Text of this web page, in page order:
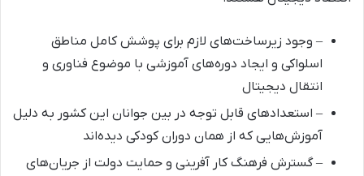
– وجود زیرساخت‌های لازم برای پوشش کامل مناطق
اسلواکی و ایجاد دوره‌های آموزشی با موضوع فناوری و
انتقال دیجیتال
– استعدادهای قابل توجه در بین جوانان این کشور به دلیل
آموزش‌هایی که از همان دوران کودکی دیده‌اند
– گسترش فرهنگ کار آفرینی و حمایت دولت از جریان‌های